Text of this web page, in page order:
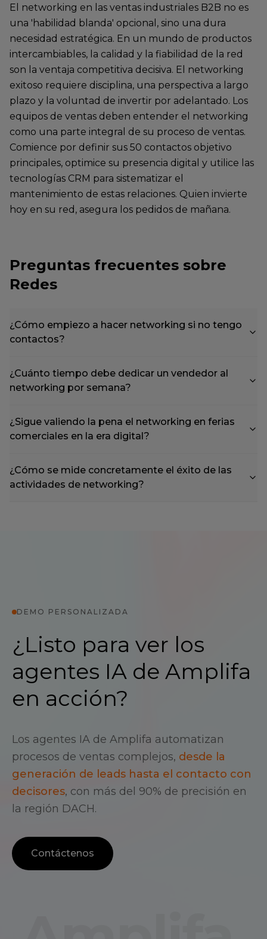
El networking en las ventas industriales B2B no es
una 'habilidad blanda' opcional, sino una dura
necesidad estratégica. En un mundo de productos
intercambiables, la calidad y la fiabilidad de la red
son la ventaja competitiva decisiva. El networking
exitoso requiere disciplina, una perspectiva a largo
plazo y la voluntad de invertir por adelantado. Los
equipos de ventas deben entender el networking
como una parte integral de su proceso de ventas.
Comience por definir sus 50 contactos objetivo
principales, optimice su presencia digital y utilice las
tecnologías CRM para sistematizar el
mantenimiento de estas relaciones. Quien invierte
hoy en su red, asegura los pedidos de mañana.
Preguntas frecuentes sobre
Redes
¿Cómo empiezo a hacer networking si no tengo
contactos?
¿Cuánto tiempo debe dedicar un vendedor al
networking por semana?
¿Sigue valiendo la pena el networking en ferias
comerciales en la era digital?
¿Cómo se mide concretamente el éxito de las
actividades de networking?
DEMO PERSONALIZADA
¿Listo para ver los
agentes IA de Amplifa
en acción?
Los agentes IA de Amplifa automatizan
procesos de ventas complejos, desde la
generación de leads hasta el contacto con
decisores, con más del 90% de precisión en
la región DACH.
Contáctenos